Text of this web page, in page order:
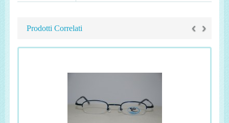
Prodotti Correlati ‹ ›